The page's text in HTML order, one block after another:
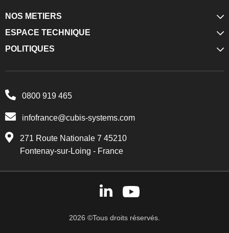
NOS METIERS
ESPACE TECHNIQUE
POLITIQUES
0800 919 465
infofrance@cubis-systems.com
271 Route Nationale 7 45210
Fontenay-sur-Loing - France
2026 ©Tous droits réservés.